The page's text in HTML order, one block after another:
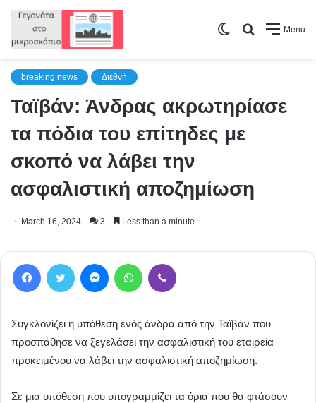
Menu
Search
Switch
breaking news Διεθνή
Ταϊβάν: Άνδρας ακρωτηρίασε
τα πόδια του επίτηδες με
σκοπό να λάβει την
ασφαλιστική αποζημίωση
March 16, 2024 3 Less than a minute
Συγκλονίζει η υπόθεση ενός άνδρα από την Ταϊβάν που
προσπάθησε να ξεγελάσει την ασφαλιστική του εταιρεία
προκειμένου να λάβει την ασφαλιστική αποζημίωση.
Σε μια υπόθεση που υπογραμμίζει τα όρια που θα φτάσουν